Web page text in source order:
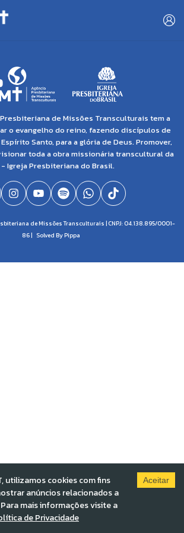
de Missões Transculturais tem a
o evangelho do reino, fazendo discípulos de
Santo, para a glória de Deus. Promover,
toda a obra missionária transcultural da
- Igreja Presbiteriana do Brasil.
de Missões Transculturais | CNPJ: 04.138.895/0001-
86 | Solved By Pippa
utilizamos cookies com fins
anúncios relacionados a
mais informações visite a
de Privacidade
Aceitar